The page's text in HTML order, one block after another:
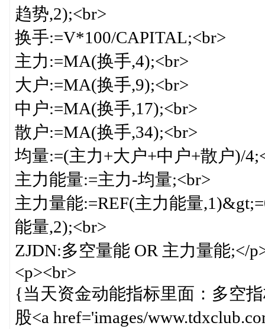
趋势,2);<br>
换手:=V*100/CAPITAL;<br>
主力:=MA(换手,4);<br>
大户:=MA(换手,9);<br>
中户:=MA(换手,17);<br>
散户:=MA(换手,34);<br>
均量:=(主力+大户+中户+散户)/
主力能量:=主力-均量;<br>
主力量能:=REF(主力能量
能量,2);<br>
ZJDN:多空量能 OR 主力量能;</
<p><br>
{当天资金动能指标里面：多空
股<a href='images/